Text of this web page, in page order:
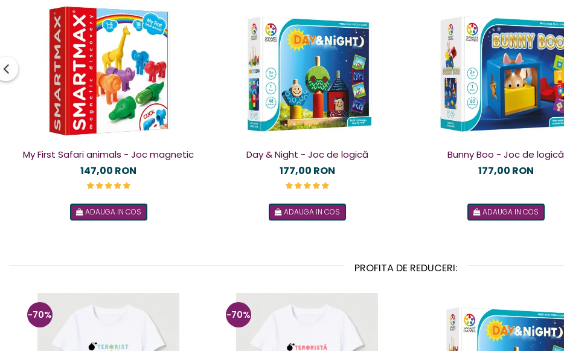
My First Safari animals - Joc magnetic
147,00 RON
ADAUGA IN COS
Day & Night - Joc de logică
177,00 RON
ADAUGA IN COS
Bunny Boo - Joc de logică
177,00 RON
ADAUGA IN COS
PROFITA DE REDUCERI:
-70% -70%